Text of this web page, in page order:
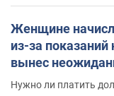
Женщине
из-за показаний
вынес
Нужно ли платить